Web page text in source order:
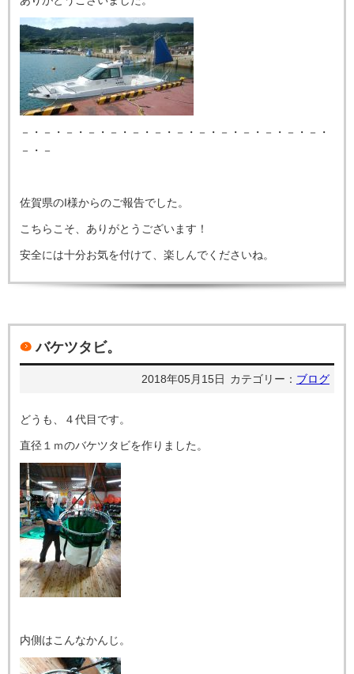
－・－・－・－・－・－・－・－・－・－・－・－・－・－・
－・－
佐賀県のI様からのご報告でした。
こちらこそ、ありがとうございます！
安全には十分お気を付けて、楽しんでくださいね。
バケツタビ。
2018年05月15日 カテゴリー： ブログ
どうも、４代目です。
直径１ｍのバケツタビを作りました。
内側はこんなかんじ。